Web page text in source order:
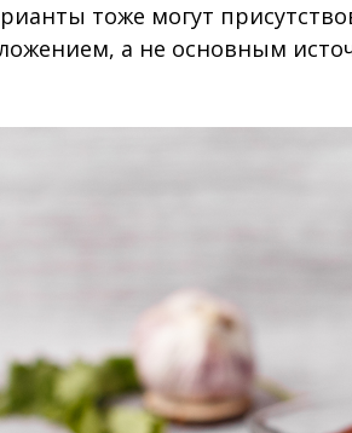
тоже могут
а не основным